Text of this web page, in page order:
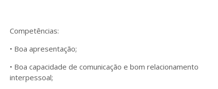
Competências:
• Boa apresentação;
• Boa capacidade de comunicação e bom relacionamento
interpessoal;